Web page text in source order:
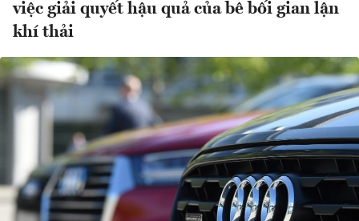
việc giải quyết hậu quả của bê bối gian lận
khí thải